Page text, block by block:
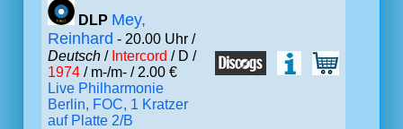
DLP Mey,
Reinhard - 20.00 Uhr /
Deutsch / Intercord / D /
1974 / m-/m- / 2.00 €
Live Philharmonie
Berlin, FOC, 1 Kratzer
auf Platte 2/B